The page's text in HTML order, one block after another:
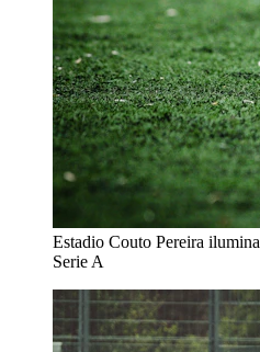
Estadio Couto Pereira
Serie A